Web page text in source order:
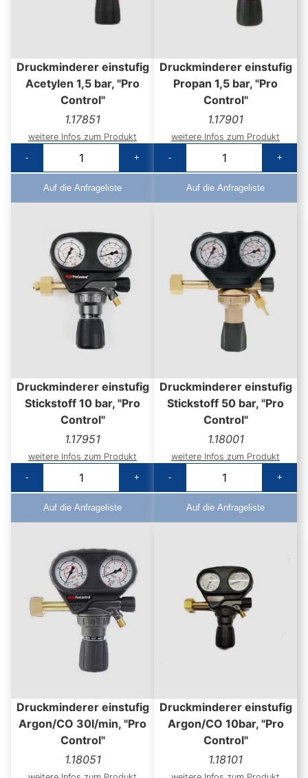
Druckminderer einstufig
Acetylen 1,5 bar, "Pro
Control"
1.17851
weitere Infos zum Produkt
-
+
Auf die Anfrageliste
Druckminderer einstufig
Propan 1,5 bar, "Pro
Control"
1.17901
weitere Infos zum Produkt
-
+
Auf die Anfrageliste
Druckminderer einstufig
Stickstoff 10 bar, "Pro
Control"
1.17951
weitere Infos zum Produkt
-
+
Auf die Anfrageliste
Druckminderer einstufig
Stickstoff 50 bar, "Pro
Control"
1.18001
weitere Infos zum Produkt
-
+
Auf die Anfrageliste
Druckminderer einstufig
Argon/CO 30l/min, "Pro
Control"
1.18051
Druckminderer einstufig
Argon/CO 10bar, "Pro
Control"
1.18101